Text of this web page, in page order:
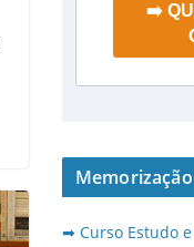
➡️
➡ Curso Estudo